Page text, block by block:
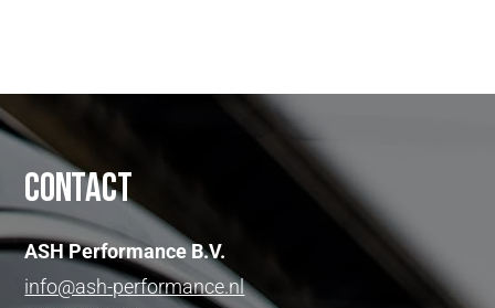
Contact
ASH Performance B.V.
info@ash-performance.nl